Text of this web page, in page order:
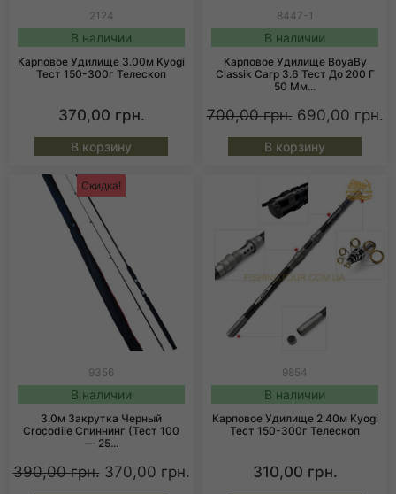
2124
В наличии
Карповое Удилище 3.00м Kyogi
Тест 150-300г Телескоп
370,00 грн.
В корзину
8447-1
В наличии
Карповое Удилище BoyaBy
Classik Carp 3.6 Тест До 200 Г
50 Мм...
700,00грн. 690,00 грн.
В корзину
Скидка!
9356
В наличии
3.0м Закрутка Черный
Crocodile Спиннинг (тест 100
— 25...
390,00грн. 370,00 грн.
9854
В наличии
Карповое Удилище 2.40м Kyogi
Тест 150-300г Телескоп
310,00 грн.